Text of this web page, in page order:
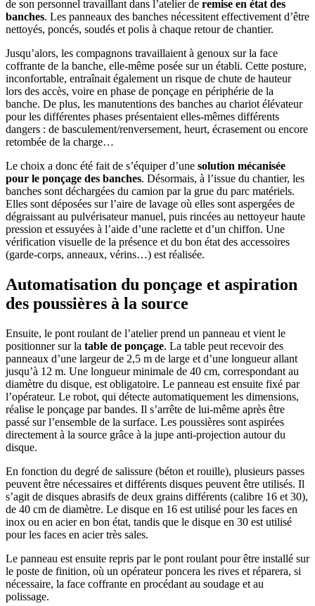
de son personnel travaillant dans l’atelier de remise en état des
banches. Les panneaux des banches nécessitent effectivement d’être
nettoyés, poncés, soudés et polis à chaque retour de chantier.
Jusqu’alors, les compagnons travaillaient à genoux sur la face
coffrante de la banche, elle-même posée sur un établi. Cette posture,
inconfortable, entraînait également un risque de chute de hauteur
lors des accès, voire en phase de ponçage en périphérie de la
banche. De plus, les manutentions des banches au chariot élévateur
pour les différentes phases présentaient elles-mêmes différents
dangers : de basculement/renversement, heurt, écrasement ou encore
retombée de la charge…
Le choix a donc été fait de s’équiper d’une solution mécanisée
pour le ponçage des banches. Désormais, à l’issue du chantier, les
banches sont déchargées du camion par la grue du parc matériels.
Elles sont déposées sur l’aire de lavage où elles sont aspergées de
dégraissant au pulvérisateur manuel, puis rincées au nettoyeur haute
pression et essuyées à l’aide d’une raclette et d’un chiffon. Une
vérification visuelle de la présence et du bon état des accessoires
(garde-corps, anneaux, vérins…) est réalisée.
Automatisation du ponçage et aspiration
des poussières à la source
Ensuite, le pont roulant de l’atelier prend un panneau et vient le
positionner sur la table de ponçage. La table peut recevoir des
panneaux d’une largeur de 2,5 m de large et d’une longueur allant
jusqu’à 12 m. Une longueur minimale de 40 cm, correspondant au
diamètre du disque, est obligatoire. Le panneau est ensuite fixé par
l’opérateur. Le robot, qui détecte automatiquement les dimensions,
réalise le ponçage par bandes. Il s’arrête de lui-même après être
passé sur l’ensemble de la surface. Les poussières sont aspirées
directement à la source grâce à la jupe anti-projection autour du
disque.
En fonction du degré de salissure (béton et rouille), plusieurs passes
peuvent être nécessaires et différents disques peuvent être utilisés. Il
s’agit de disques abrasifs de deux grains différents (calibre 16 et 30),
de 40 cm de diamètre. Le disque en 16 est utilisé pour les faces en
inox ou en acier en bon état, tandis que le disque en 30 est utilisé
pour les faces en acier très sales.
Le panneau est ensuite repris par le pont roulant pour être installé sur
le poste de finition, où un opérateur poncera les rives et réparera, si
nécessaire, la face coffrante en procédant au soudage et au
polissage.